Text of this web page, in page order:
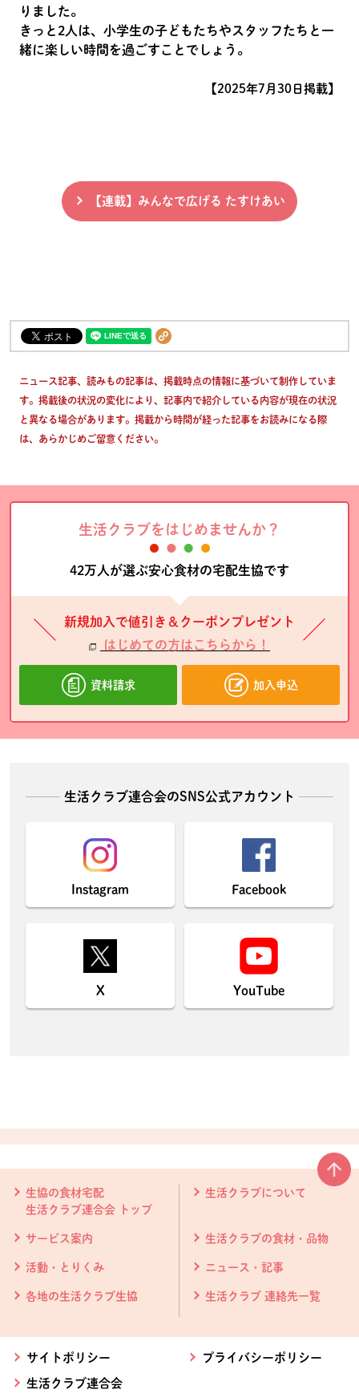
りました。
きっと2人は、小学生の子どもたちやスタッフたちと一
緒に楽しい時間を過ごすことでしょう。
【2025年7月30日掲載】
【連載】みんなで広げる たすけあい
ニュース記事、読みもの記事は、掲載時点の情報に基づいて制作していま
す。掲載後の状況の変化により、記事内で紹介している内容が現在の状況
と異なる場合があります。掲載から時間が経った記事をお読みになる際
は、あらかじめご留意ください。
生活クラブをはじめませんか？
42万人が選ぶ安心食材の宅配生協です
新規加入で値引き＆クーポンプレゼント
はじめての方はこちらから！
資料請求 加入申込
生活クラブ連合会のSNS公式アカウント
Instagram Facebook
X YouTube
生協の食材宅配
生活クラブ連合会 トップ
生活クラブについて
サービス案内 生活クラブの食材・品物
活動・とりくみ ニュース・記事
各地の生活クラブ生協 生活クラブ 連絡先一覧
サイトポリシー プライバシーポリシー
生活クラブ連合会